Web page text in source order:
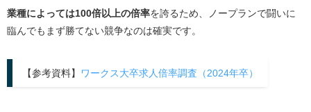
業種によっては100倍以上の倍率を誇るため、ノープランで闘いに
臨んでもまず勝てない競争なのは確実です。
【参考資料】 ワークス大卒求人倍率調査（2024年卒）